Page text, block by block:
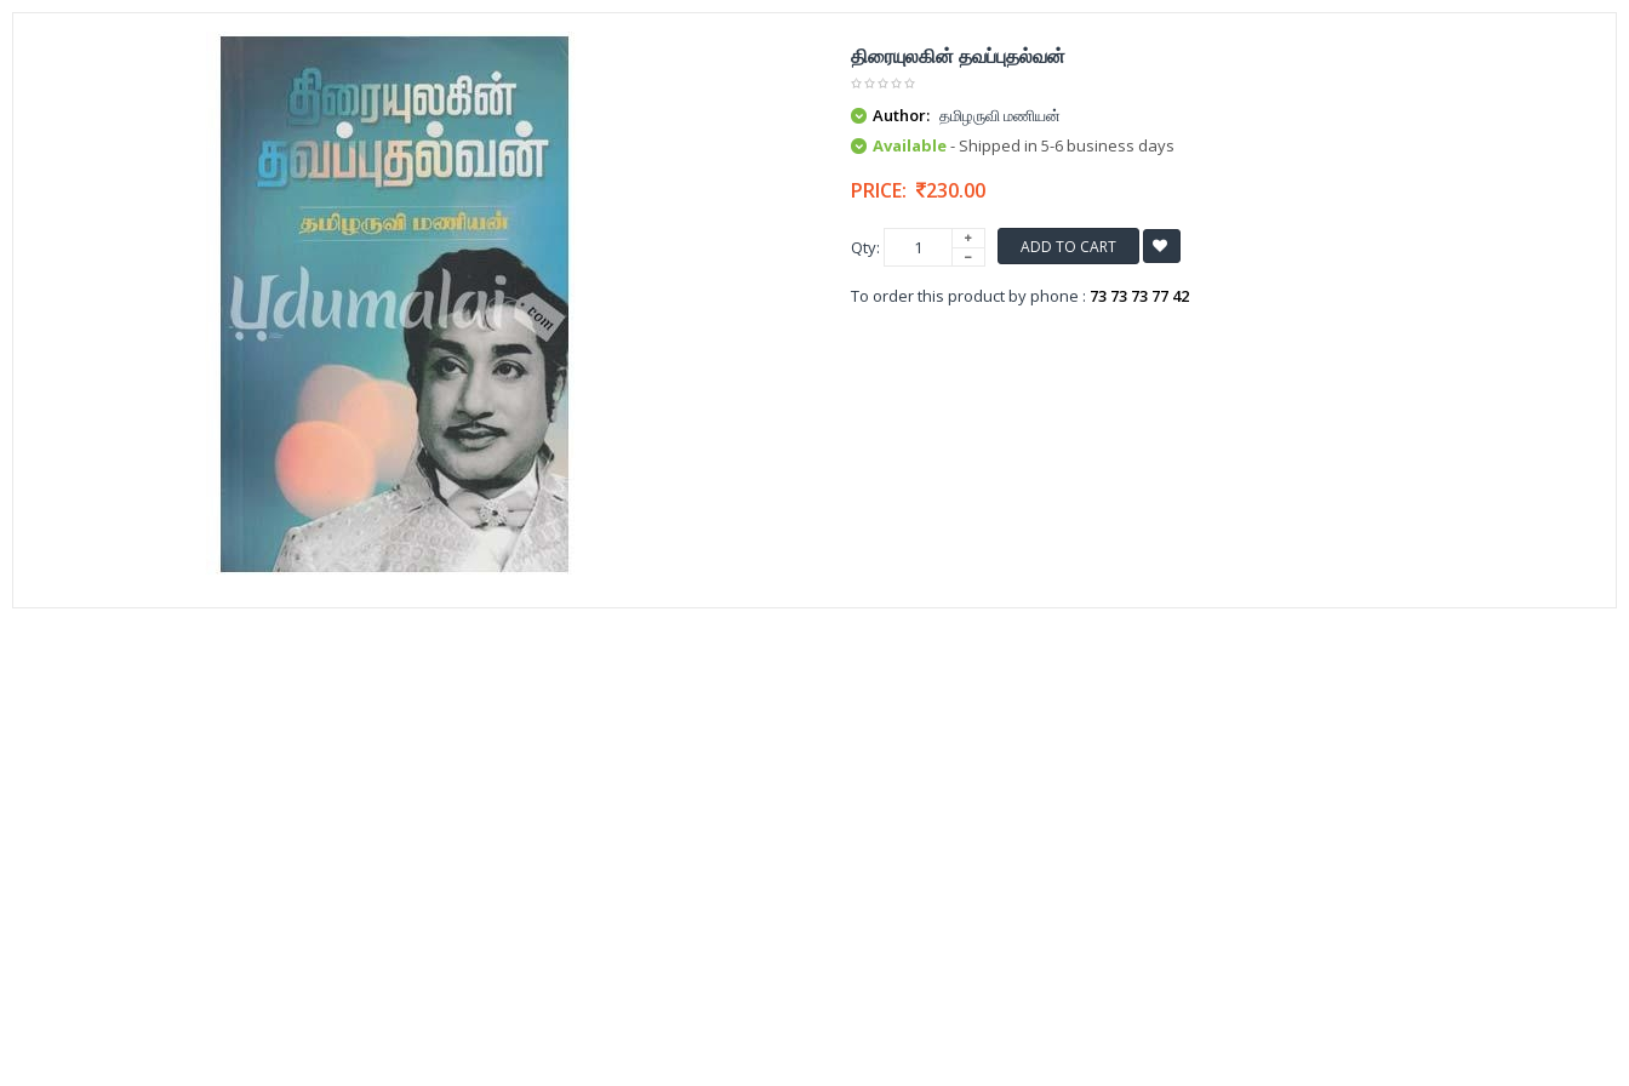
திரையுலகின் தவப்புதல்வன்
Author: தமிழருவி மணியன்
Available- Shipped in 5-6 business days
PRICE: 230.00
Qty: ADD TO CART
To order this product by phone : 73 73 73 77 42